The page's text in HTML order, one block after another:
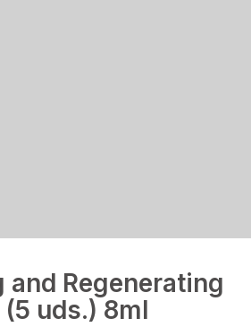
Regenerating
uds.) 8ml